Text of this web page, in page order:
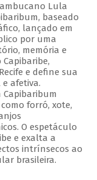
Lula
baseado
lançado em
por uma
memória e
e define sua
afetiva.
forró, xote,
O espetáculo
e exalta a
intrínsecos ao
brasileira.